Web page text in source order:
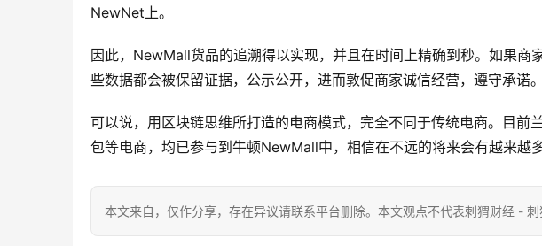
NewNet上。
因此，NewMall货品的追溯得以实现，并且在时间上精确到秒。如果商
些数据都会被保留证据，公示公开，进而敦促商家诚信经营，遵守承诺。
可以说，用区块链思维所打造的电商模式，完全不同于传统电商。目前
包等电商，均已参与到牛顿NewMall中，相信在不远的将来会有越来越
本文来自 ，仅作分享，存在异议请联系平台删除。本文观点不代表刺猬财经 - 刺